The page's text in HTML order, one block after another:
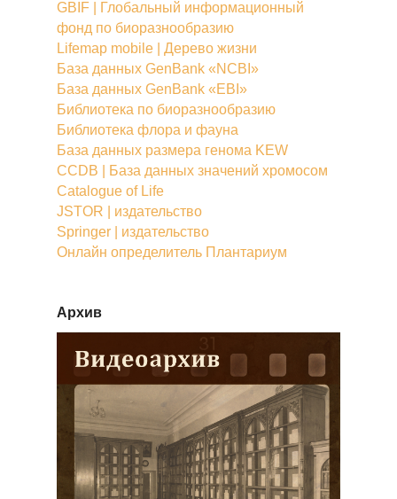
GBIF | Глобальный информационный
фонд по биоразнообразию
Lifemap mobile | Дерево жизни
База данных GenBank «NCBI»
База данных GenBank «EBI»
Библиотека по биоразнообразию
Библиотека флора и фауна
База данных размера генома KEW
CCDB | База данных значений хромосом
Catalogue of Life
JSTOR | издательство
Springer | издательство
Онлайн определитель Плантариум
Архив